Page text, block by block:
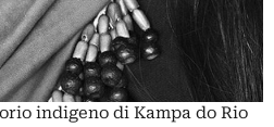
indigeno di Kampa do Rio